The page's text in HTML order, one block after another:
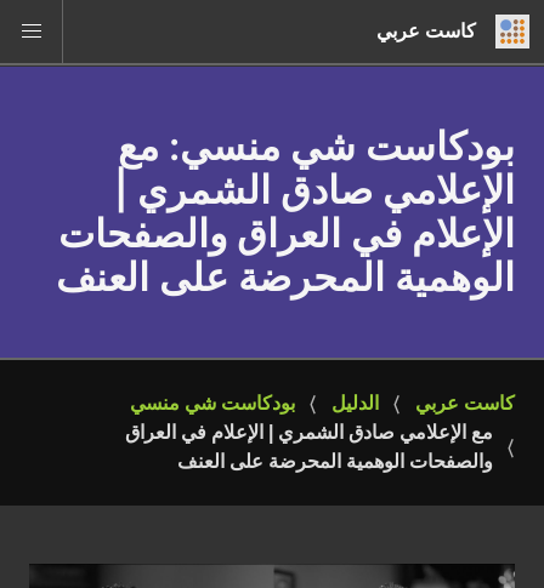
كاست عربي
بودكاست شي منسي: مع
الإعلامي صادق الشمري |
الإعلام في العراق والصفحات
الوهمية المحرضة على العنف
كاست عربي الدليل
بودكاست شي منسي
مع الإعلامي صادق الشمري | الإعلام في العراق
والصفحات الوهمية المحرضة على العنف